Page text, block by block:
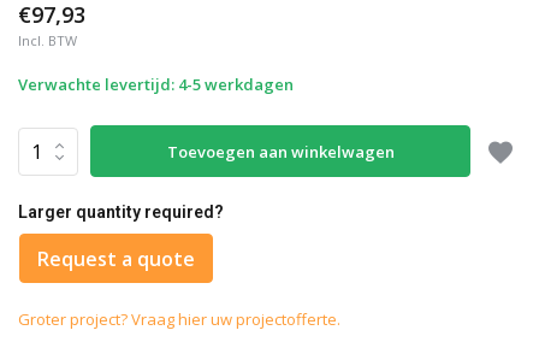
€97,93
Incl. BTW
Verwachte levertijd: 4-5 werkdagen
Toevoegen aan winkelwagen
Larger quantity required?
Request a quote
Groter project? Vraag hier uw projectofferte.